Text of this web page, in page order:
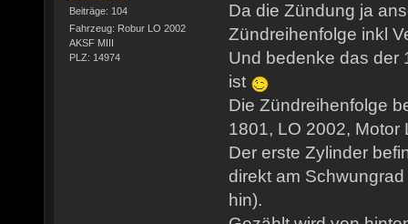
Beiträge: 104
Fahrzeug: Robur LO 2002
AKSF MIII
PLZ: 14974
Da die Zündung ja
Zündreihenfolge inkl
Und bedenke das der
ist
Die Zündreihenfolge
1801, LO 2002, Motor
Der erste Zylinder
direkt am
hin).